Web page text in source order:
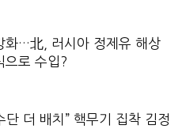
화…北, 러시아 정제유 해상
으로 수입?
단 더 배치” 핵무기 집착 김정